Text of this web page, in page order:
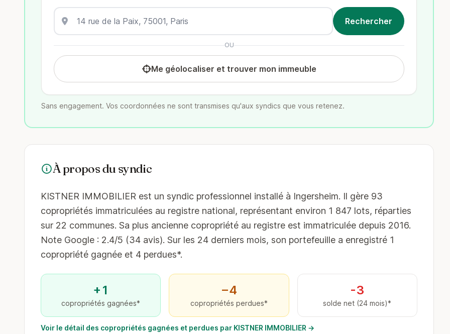
OU
Me géolocaliser et trouver mon immeuble
Sans engagement. Vos coordonnées ne sont transmises qu'aux syndics que vous retenez.
À propos du syndic
KISTNER IMMOBILIER est un syndic professionnel installé à Ingersheim. Il gère 93
copropriétés immatriculées au registre national, représentant environ 1 847 lots, réparties
sur 22 communes. Sa plus ancienne copropriété au registre est immatriculée depuis 2016.
Note Google : 2.4/5 (34 avis). Sur les 24 derniers mois, son portefeuille a enregistré 1
copropriété gagnée et 4 perdues*.
+1
copropriétés gagnées*
−4
copropriétés perdues*
-3
solde net (24 mois)*
Voir le détail des copropriétés gagnées et perdues par KISTNER IMMOBILIER →